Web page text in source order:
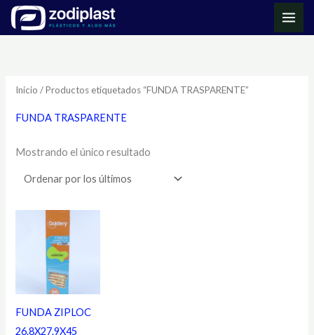
Inicio / Productos etiquetados “FUNDA TRASPARENTE”
FUNDA TRASPARENTE
Mostrando el único resultado
FUNDA ZIPLOC
26.8X27.9X45